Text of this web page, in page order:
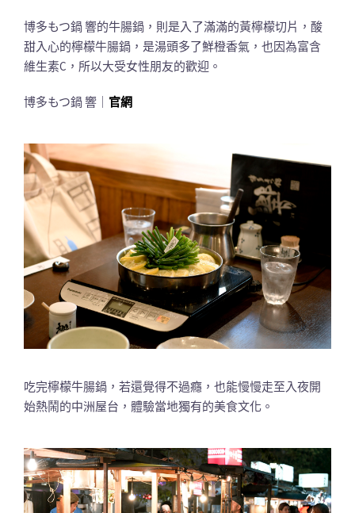
博多もつ鍋 響的牛腸鍋，則是入了滿滿的黃檸檬切片，酸
甜入心的檸檬牛腸鍋，是湯頭多了鮮橙香氣，也因為富含
維生素C，所以大受女性朋友的歡迎。
博多もつ鍋 響｜ 官網
吃完檸檬牛腸鍋，若還覺得不過癮，也能慢慢走至入夜開
始熱鬧的中洲屋台，體驗當地獨有的美食文化。